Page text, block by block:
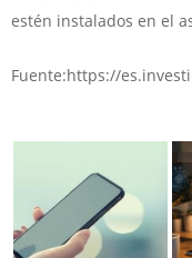
estén instalados en el
Fuente:https://